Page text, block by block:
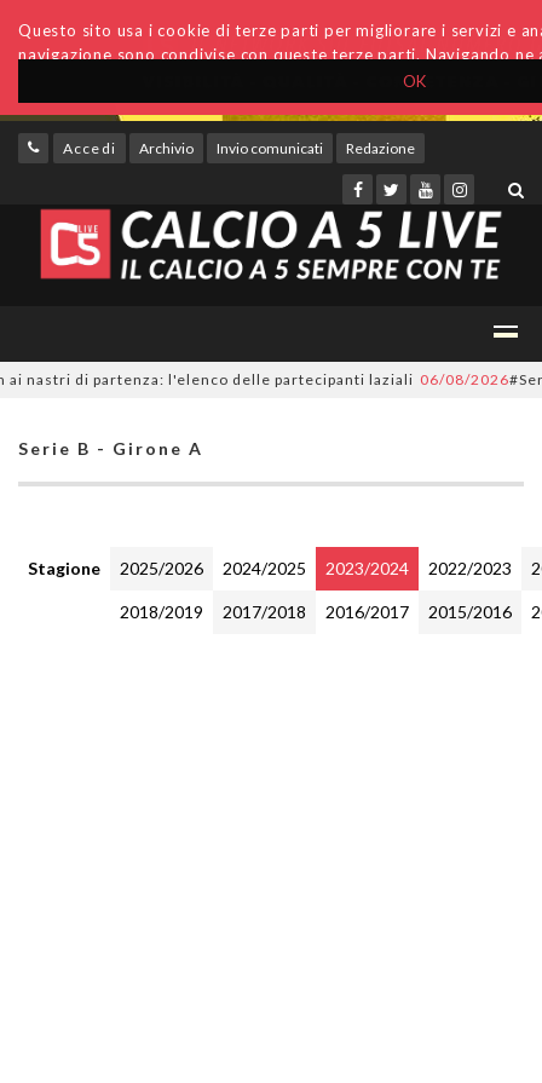
OK
Questo sito usa i cookie di terze parti per migliorare i servizi e
navigazione sono condivise con queste terze parti. Navigando
Accedi Archivio Invio comunicati Redazione
di partenza: l'elenco delle partecipanti laziali 06/08/2026
Serie B - Girone A
Stagione 2025/2026 2024/2025 2023/2024 2022/2023
2018/2019 2017/2018 2016/2017 2015/2016